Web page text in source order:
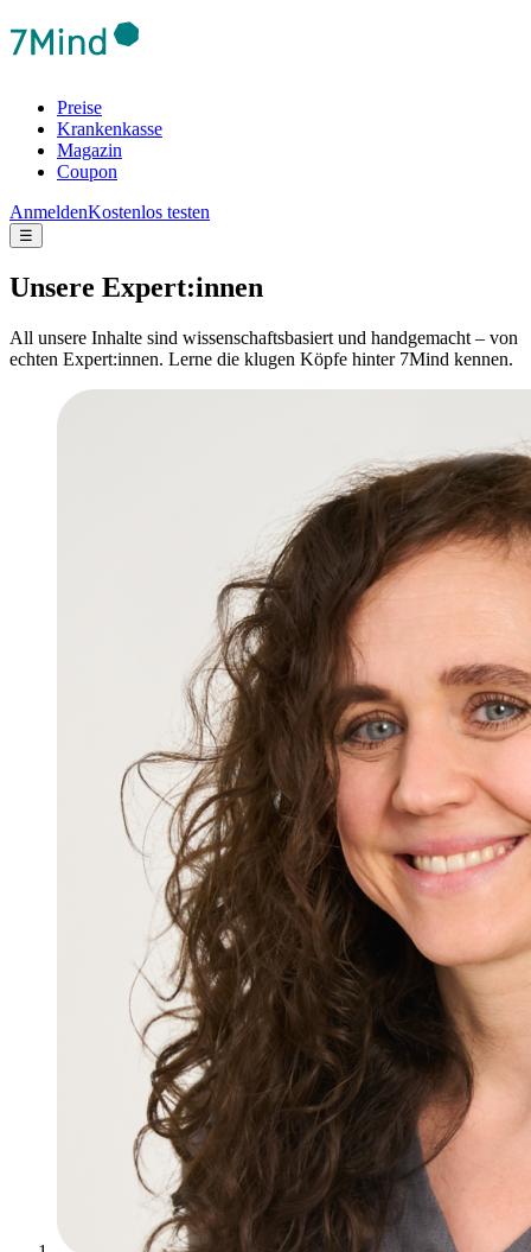
Preise
Krankenkasse
Magazin
Coupon
AnmeldenKostenlos testen
☰
Unsere Expert:innen
All unsere Inhalte sind wissenschaftsbasiert und handgemacht – von
echten Expert:innen. Lerne die klugen Köpfe hinter 7Mind kennen.